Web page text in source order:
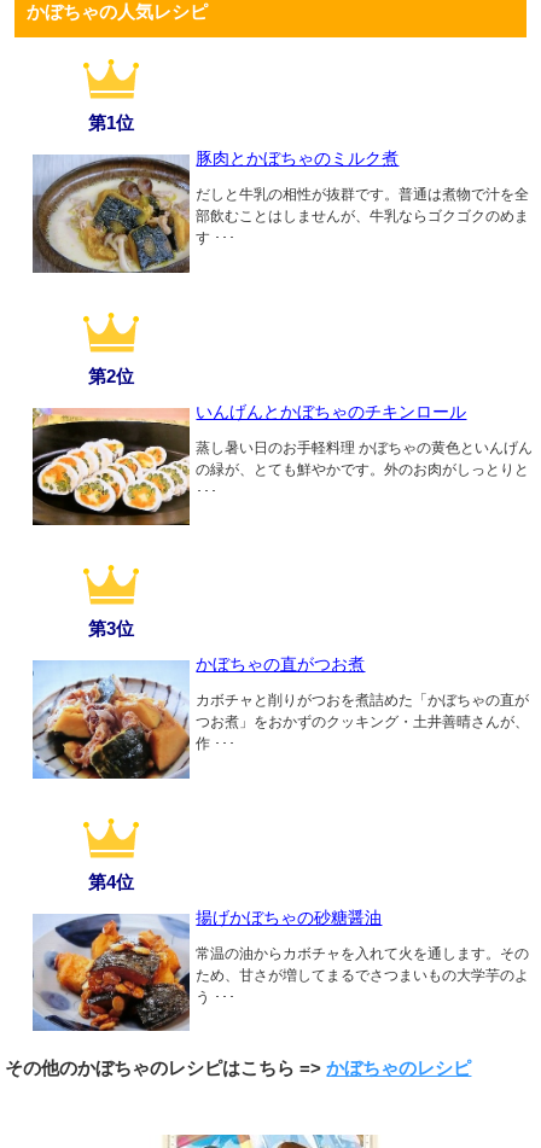
かぼちゃの人気レシピ
第1位
豚肉とかぼちゃのミルク煮
だしと牛乳の相性が抜群です。普通は煮物で汁を全
部飲むことはしませんが、牛乳ならゴクゴクのめま
す ･･･
第2位
いんげんとかぼちゃのチキンロール
蒸し暑い日のお手軽料理 かぼちゃの黄色といんげん
の緑が、とても鮮やかです。外のお肉がしっとりと
･･･
第3位
かぼちゃの直がつお煮
カボチャと削りがつおを煮詰めた「かぼちゃの直が
つお煮」をおかずのクッキング・土井善晴さんが、
作 ･･･
第4位
揚げかぼちゃの砂糖醤油
常温の油からカボチャを入れて火を通します。その
ため、甘さが増してまるでさつまいもの大学芋のよ
う ･･･
その他のかぼちゃのレシピはこちら =>かぼちゃのレシピ